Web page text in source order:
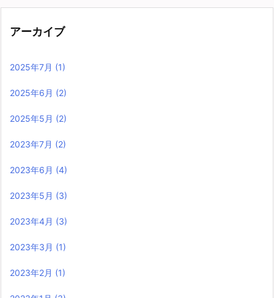
アーカイブ
2025年7月 (1)
2025年6月 (2)
2025年5月 (2)
2023年7月 (2)
2023年6月 (4)
2023年5月 (3)
2023年4月 (3)
2023年3月 (1)
2023年2月 (1)